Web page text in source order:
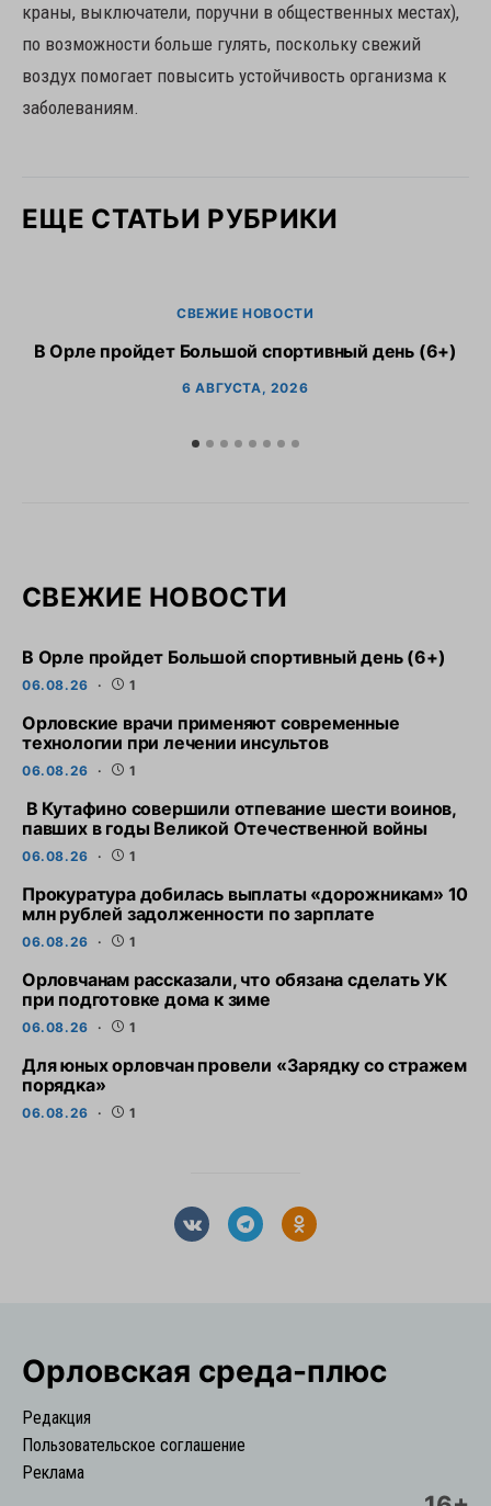
краны, выключатели, поручни в общественных местах),
по возможности больше гулять, поскольку свежий
воздух помогает повысить устойчивость организма к
заболеваниям.
ЕЩЕ СТАТЬИ РУБРИКИ
СВЕЖИЕ НОВОСТИ
В Орле пройдет Большой спортивный день (6+)
6 АВГУСТА, 2026
СВЕЖИЕ НОВОСТИ
В Орле пройдет Большой спортивный день (6+)
06.08.26 1
Орловские врачи применяют современные
технологии при лечении инсультов
06.08.26 1
В Кутафино совершили отпевание шести воинов,
павших в годы Великой Отечественной войны
06.08.26 1
Прокуратура добилась выплаты «дорожникам» 10
млн рублей задолженности по зарплате
06.08.26 1
Орловчанам рассказали, что обязана сделать УК
при подготовке дома к зиме
06.08.26 1
Для юных орловчан провели «Зарядку со стражем
порядка»
06.08.26 1
Орловская cреда-плюс
Редакция
Пользовательское соглашение
Реклама